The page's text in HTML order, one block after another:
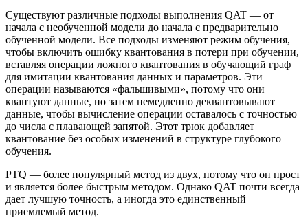
Существуют различные подходы выполнения QAT — от
начала с необученной модели до начала с предварительно
обученной модели. Все подходы изменяют режим обучения,
чтобы включить ошибку квантования в потери при обучении,
вставляя операции ложного квантования в обучающий граф
для имитации квантования данных и параметров. Эти
операции называются «фальшивыми», потому что они
квантуют данные, но затем немедленно деквантовывают
данные, чтобы вычисление операции оставалось с точностью
до числа с плавающей запятой. Этот трюк добавляет
квантование без особых изменений в структуре глубокого
обучения.
PTQ — более популярный метод из двух, потому что он прост
и является более быстрым методом. Однако QAT почти всегда
дает лучшую точность, а иногда это единственный
приемлемый метод.